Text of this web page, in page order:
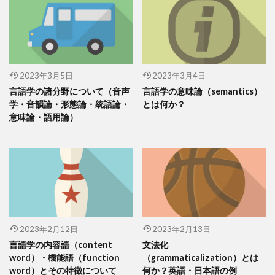
2023年3月5日
言語学の諸分野について（音声
学・音韻論・形態論・統語論・
意味論・語用論）
2023年3月4日
言語学の意味論（semantics）
とは何か？
2023年2月12日
言語学の内容語（content
word）・機能語（function
word）とその特徴について
2023年2月13日
文法化
（grammaticalization）とは
何か？英語・日本語の例